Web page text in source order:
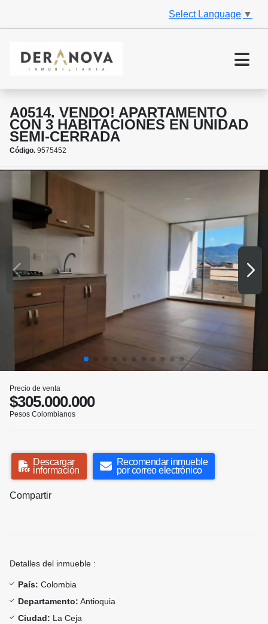
Select Language ▼
A0514. VENDO! APARTAMENTO
CON 3 HABITACIONES EN UNIDAD
SEMI-CERRADA
Código. 9575452
Precio de venta
$305.000.000
Pesos Colombianos
Descargar
información
Recomendar inmueble
por correo electrónico
Compartir
Detalles del inmueble :
País: Colombia
Departamento: Antioquia
Ciudad: La Ceja